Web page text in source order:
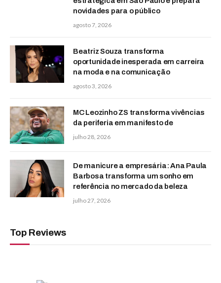
novidades para o público
agosto 7, 2026
Beatriz Souza transforma
oportunidade inesperada em carreira
na moda e na comunicação
agosto 3, 2026
MC Leozinho ZS transforma vivências
da periferia em manifesto de
julho 28, 2026
De manicure a empresária: Ana Paula
Barbosa transforma um sonho em
referência no mercado da beleza
julho 27, 2026
Top Reviews